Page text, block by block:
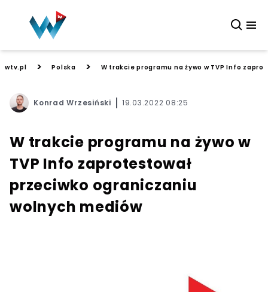
wtv.pl > Polska > W trakcie programu na żywo w TVP Info
Konrad Wrzesiński 19.03.2022 08:25
W trakcie programu na żywo w
TVP Info zaprotestował
przeciwko ograniczaniu
wolnych mediów